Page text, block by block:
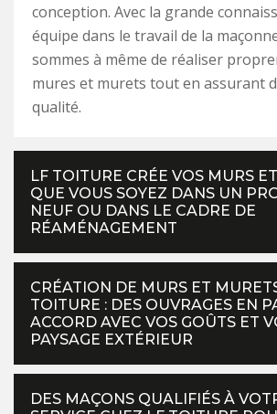
conception. Avec la grande
équipe dans le travail de la
sommes à même de réaliser
mures et murets tout en assurant
qualité.
LF TOITURE CRÉE VOS MURS
QUE VOUS SOYEZ DANS UN
NEUF OU DANS LE CADRE DE
RÉAMÉNAGEMENT
CRÉATION DE MURS ET
TOITURE : DES OUVRAGES EN
ACCORD AVEC VOS GOÛTS ET
PAYSAGE EXTÉRIEUR
DES MAÇONS QUALIFIÉS À